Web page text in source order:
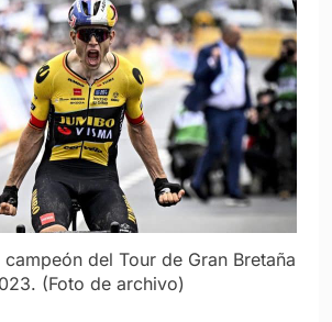
del Tour de Gran Bretaña
(Foto de archivo)